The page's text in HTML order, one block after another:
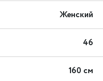
Женский
46
160 см